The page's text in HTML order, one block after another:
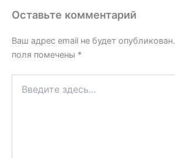
Оставьте комментарий
Ваш адрес email не будет опубликован.
поля помечены *
здесь...